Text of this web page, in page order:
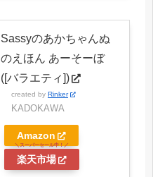
Sassyのあかちゃんぬ
のえほん あーそーぼ
([バラエティ])
created by Rinker
KADOKAWA
Amazon
楽天市場